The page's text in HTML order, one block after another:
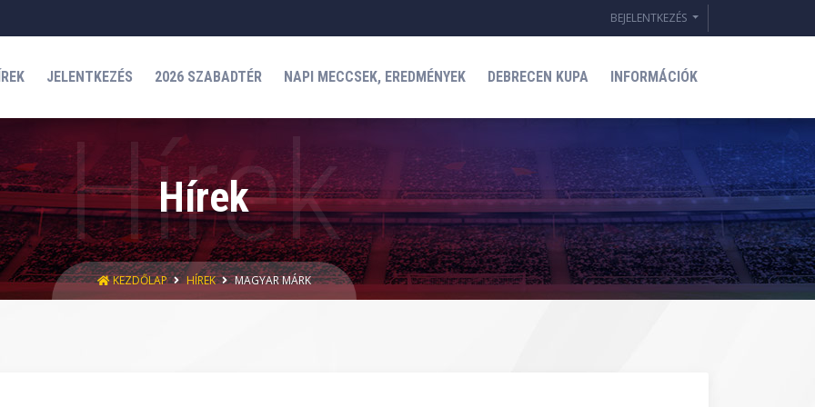
BEJELENTKEZÉS
JELENTKEZÉS 2026 SZABADTÉR NAPI MECCSEK, EREDMÉNYEK DEBRECEN KUPA INFORMÁCIÓK
Hírek
KEZDŐLAP HÍREK MAGYAR MÁRK